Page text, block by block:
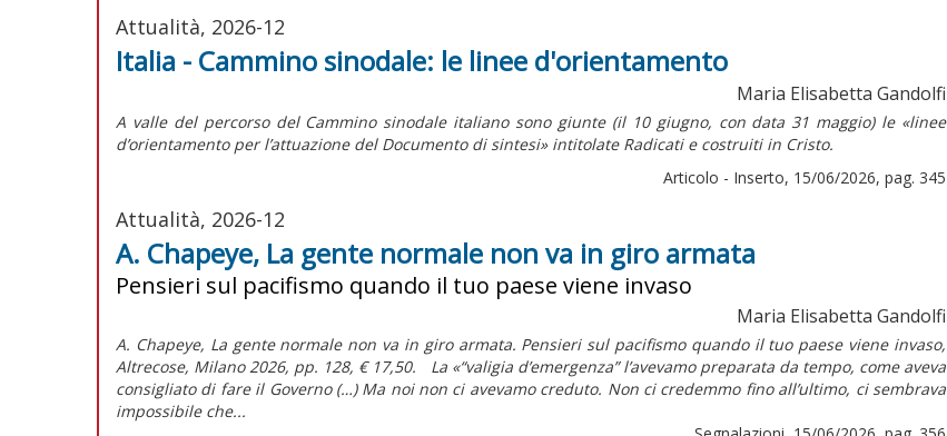
Attualità, 2026-12
Italia - Cammino sinodale: le linee d'orientamento
Maria Elisabetta Gandolfi
A valle del percorso del Cammino sinodale italiano sono giunte (il 10 giugno, con data 31 maggio) le «linee
d’orientamento per l’attuazione del Documento di sintesi»intitolate Radicati e costruiti in Cristo.
Articolo - Inserto, 15/06/2026, pag. 345
Attualità, 2026-12
A. Chapeye, La gente normale non va in giro armata
Pensieri sul pacifismo quando il tuo paese viene invaso
Maria Elisabetta Gandolfi
A. Chapeye, La gente normale non va in giro armata. Pensieri sul pacifismo quando il tuo paese viene invaso,
Altrecose, Milano 2026, pp. 128, € 17,50. La «“valigia d’emergenza” l’avevamo preparata da tempo, come aveva
consigliato di fare il Governo (…) Ma noi non ci avevamo creduto. Non ci credemmo fino all’ultimo, ci sembrava
impossibile che...